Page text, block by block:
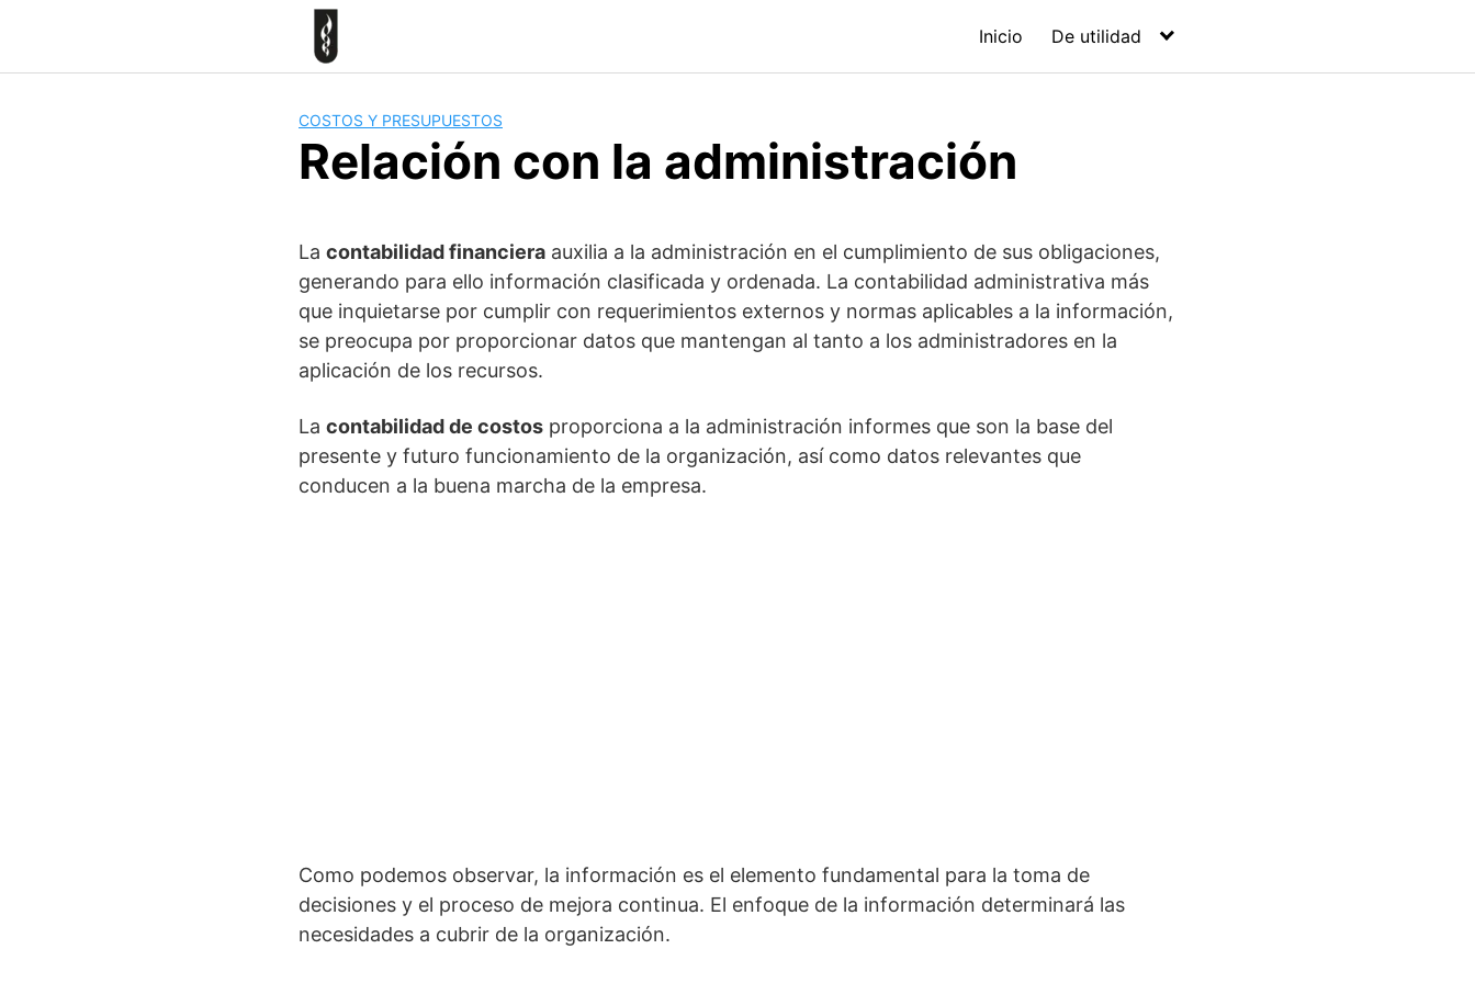
Inicio De utilidad
COSTOS Y PRESUPUESTOS
Relación con la administración
La contabilidad financiera auxilia a la administración en el cumplimiento de sus obligaciones,
generando para ello información clasificada y ordenada. La contabilidad administrativa más
que inquietarse por cumplir con requerimientos externos y normas aplicables a la información,
se preocupa por proporcionar datos que mantengan al tanto a los administradores en la
aplicación de los recursos.
La contabilidad de costos proporciona a la administración informes que son la base del
presente y futuro funcionamiento de la organización, así como datos relevantes que
conducen a la buena marcha de la empresa.
Como podemos observar, la información es el elemento fundamental para la toma de
decisiones y el proceso de mejora continua. El enfoque de la información determinará las
necesidades a cubrir de la organización.